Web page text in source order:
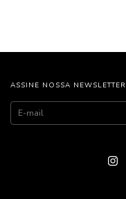
ASSINE NOSSA NEWSLETTER